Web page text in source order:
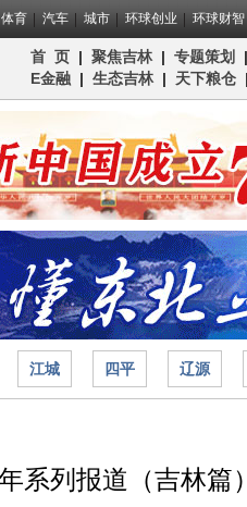
体育 汽车 城市 环球创业 环球财智
首 页 | 聚焦吉林| 专题策划 |
E金融 | 生态吉林| 天下粮仓
江城 四平 辽源
系列报道（吉林篇